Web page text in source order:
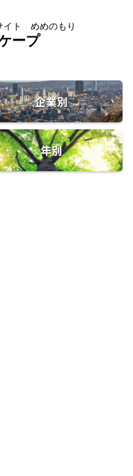
イト めめのもり
ープ
企業別
年別